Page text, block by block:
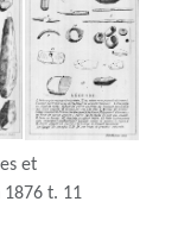
et
t. 11